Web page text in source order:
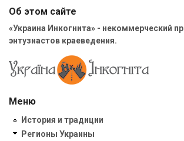
Об этом сайте
«Украина Инкогнита» - некоммерческий
энтузиастов краеведения.
Меню
История и традиции
Регионы Украины